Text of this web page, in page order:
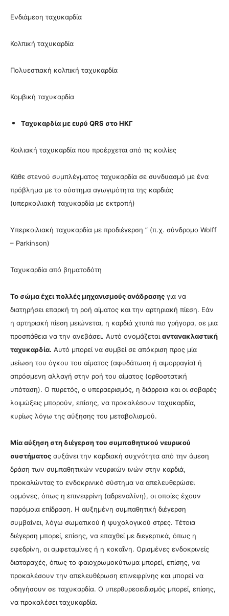
Ενδιάμεση ταχυκαρδία
Κολπική ταχυκαρδία
Πολυεστιακή κολπική ταχυκαρδία
Κομβική ταχυκαρδία
Ταχυκαρδία με ευρύ QRS στο ΗΚΓ
Κοιλιακή ταχυκαρδία που προέρχεται από τις κοιλίες
Κάθε στενού συμπλέγματος ταχυκαρδία σε συνδυασμό με ένα
πρόβλημα με το σύστημα αγωγιμότητα της καρδιάς
(υπερκοιλιακή ταχυκαρδία με εκτροπή)
Υπερκοιλιακή ταχυκαρδία με προδιέγερση ” (π.χ. σύνδρομο Wolff
– Parkinson)
Ταχυκαρδία από βηματοδότη
Το σώμα έχει πολλές μηχανισμούς ανάδρασης για να
διατηρήσει επαρκή τη ροή αίματος και την αρτηριακή πίεση. Εάν
η αρτηριακή πίεση μειώνεται, η καρδιά χτυπά πιο γρήγορα, σε μια
προσπάθεια να την ανεβάσει. Αυτό ονομάζεται αντανακλαστική
ταχυκαρδία. Αυτό μπορεί να συμβεί σε απόκριση προς μία
μείωση του όγκου του αίματος (αφυδάτωση ή αιμορραγία) ή
απρόσμενη αλλαγή στην ροή του αίματος (ορθοστατική
υπόταση). Ο πυρετός, ο υπεραερισμός, η διάρροια και οι σοβαρές
λοιμώξεις μπορούν, επίσης, να προκαλέσουν ταχυκαρδία,
κυρίως λόγω της αύξησης του μεταβολισμού.
Μία αύξηση στη διέγερση του συμπαθητικού νευρικού
συστήματος αυξάνει την καρδιακή συχνότητα από την άμεση
δράση των συμπαθητικών νευρικών ινών στην καρδιά,
προκαλώντας το ενδοκρινικό σύστημα να απελευθερώσει
ορμόνες, όπως η επινεφρίνη (αδρεναλίνη), οι οποίες έχουν
παρόμοια επίδραση. Η αυξημένη συμπαθητική διέγερση
συμβαίνει, λόγω σωματικού ή ψυχολογικού στρες. Τέτοια
διέγερση μπορεί, επίσης, να επαχθεί με διεγερτικά, όπως η
εφεδρίνη, οι αμφεταμίνες ή η κοκαΐνη. Ορισμένες ενδοκρινείς
διαταραχές, όπως το φαιοχρωμοκύτωμα μπορεί, επίσης, να
προκαλέσουν την απελευθέρωση επινεφρίνης και μπορεί να
οδηγήσουν σε ταχυκαρδία. Ο υπερθυρεοειδισμός μπορεί, επίσης,
να προκαλέσει ταχυκαρδία.